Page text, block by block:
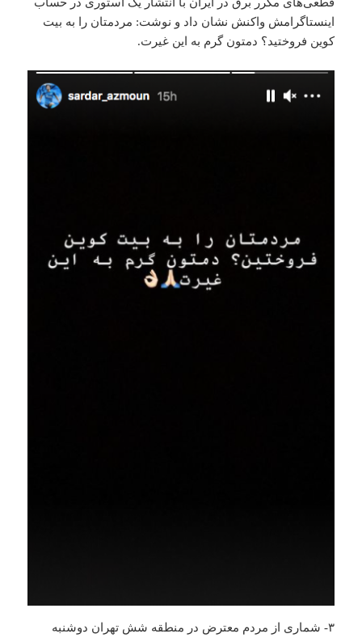
اینستاگرامش واکنش نشان داد و نوشت: مردمتان را به بیت
کوین فروختید؟ دمتون گرم به این غیرت.
۳- شماری از مردم معترض در منطقه شش تهران دوشنبه